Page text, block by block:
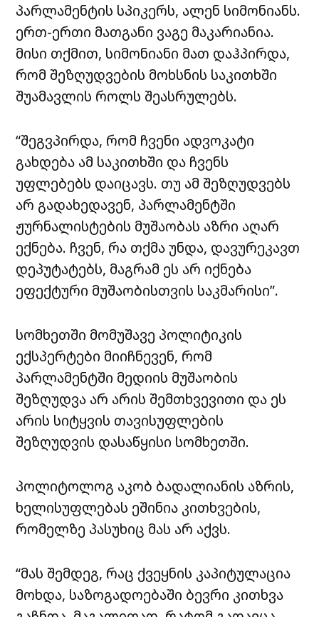
პარლამენტის სპიკერს, ალენ სიმონიანს.
ერთ-ერთი მათგანი ვაგე მაკარიანია.
მისი თქმით, სიმონიანი მათ დაჰპირდა,
რომ შეზღუდვების მოხსნის საკითხში
შუამავლის როლს შეასრულებს.
“შეგვპირდა, რომ ჩვენი ადვოკატი
გახდება ამ საკითხში და ჩვენს
უფლებებს დაიცავს. თუ ამ შეზღუდვებს
არ გადახედავენ, პარლამენტში
ჟურნალისტების მუშაობას აზრი აღარ
ექნება. ჩვენ, რა თქმა უნდა, დავურეკავთ
დეპუტატებს, მაგრამ ეს არ იქნება
ეფექტური მუშაობისთვის საკმარისი”.
სომხეთში მომუშავე პოლიტიკის
ექსპერტები მიიჩნევენ, რომ
პარლამენტში მედიის მუშაობის
შეზღუდვა არ არის შემთხვევითი და ეს
არის სიტყვის თავისუფლების
შეზღუდვის დასაწყისი სომხეთში.
პოლიტოლოგ აკობ ბადალიანის აზრის,
ხელისუფლებას ეშინია კითხვების,
რომელზე პასუხიც მას არ აქვს.
“მას შემდეგ, რაც ქვეყნის კაპიტულაცია
მოხდა, საზოგადოებაში ბევრი კითხვა